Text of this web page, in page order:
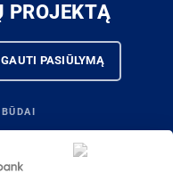
PROJEKTĄ
GAUTI PASIŪLYMĄ